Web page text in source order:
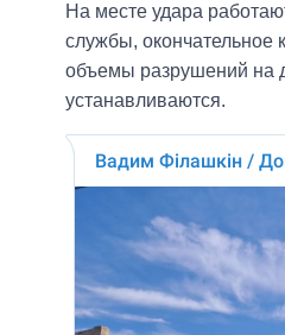
На месте удара
службы, окончательное
объемы разрушений на
устанавливаются.